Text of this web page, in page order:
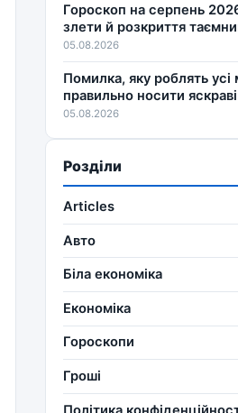
Гороскоп на серпень
злети й розкриття
05.08.2026
Помилка, яку роблять усі
правильно носити яскраві
05.08.2026
Розділи
Articles
Авто
Біла економіка
Економіка
Гороскопи
Гроші